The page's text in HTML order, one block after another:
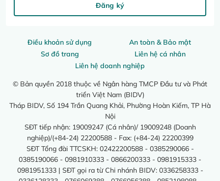
Điều khoản sử dụng
An toàn & Bảo mật
Sơ đồ trang
Liên hệ cá nhân
Liên hệ doanh nghiệp
© Bản quyền 2018 thuộc về Ngân hàng TMCP Đầu tư và Phát
triển Việt Nam (BIDV)
Tháp BIDV, Số 194 Trần Quang Khải, Phường Hoàn Kiếm, TP Hà
Nội
SĐT tiếp nhận: 19009247 (Cá nhân)/ 19009248 (Doanh
nghiệp)/(+84-24) 22200588 - Fax: (+84-24) 22200399
SĐT Tổng đài TTCSKH: 02422200588 - 0385290066 -
0385190066 - 0981910333 - 0866200333 - 0981915333 -
0981951333 | SĐT gọi ra từ Chi nhánh BIDV: 0336258333 -
Đăng ký